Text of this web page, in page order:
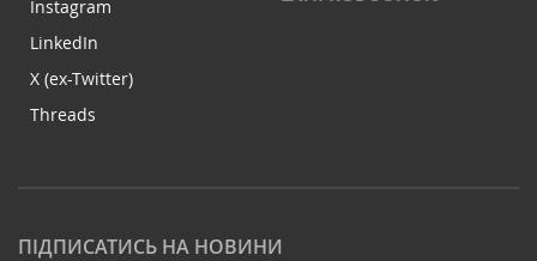
Instagram
LinkedIn
X (ex-Twitter)
Threads
ПІДПИСАТИСЬ НА НОВИНИ